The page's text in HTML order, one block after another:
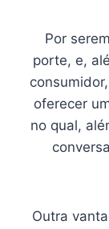
Por
porte, e,
oferecer
no qual,
Outra